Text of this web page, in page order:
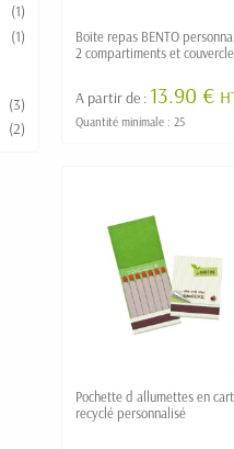
(1)
(1)
(3)
(2)
Boite repas BENTO
2 compartiments et couvercle
A partir de : 13.90 €
Quantité minimale : 25
Pochette d allumettes en
recyclé personnalisé